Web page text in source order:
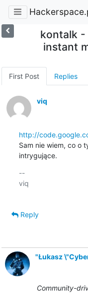
kontalk -
instant
First Post Replies
viq
http://
Sam nie wiem, co o
intrygujące.
--
viq
Reply
"Łukasz
Community-